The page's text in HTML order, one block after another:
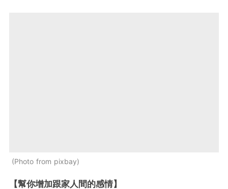
Photo from pixbay
【幫你增加跟家人間的感情】